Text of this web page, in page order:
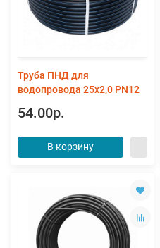
Труба ПНД для
водопровода 25х2,0 PN12
54.00р.
В корзину